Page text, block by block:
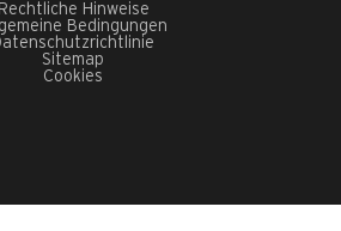
Rechtliche Hinweise
Bedingungen
Sitemap
Cookies